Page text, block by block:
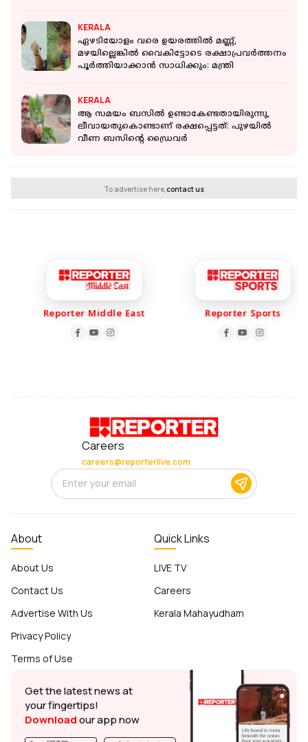
KERALA
ഏഴടിയോളം വരെ ഉയരത്തിൽ മണ്ണ്,
മഴയില്ലെങ്കിൽ വൈകിട്ടോടെ രക്ഷാപ്രവർത്തനം
പൂർത്തിയാക്കാന്‍ സാധിക്കും: മന്ത്രി
KERALA
ആ സമയം ബസില്‍ ഉണ്ടാകേണ്ടതായിരുന്നു,
ലീവായതുകൊണ്ടാണ് രക്ഷപ്പെട്ടത്‌: പുഴയില്‍
വീണ ബസിന്റെ ഡ്രൈവർ
To advertise here,contact us
Reporter Middle East Reporter Sports
Careers
careers@reporterlive.com
About
About Us
Contact Us
Advertise With Us
Privacy Policy
Terms of Use
Quick Links
LIVE TV
Careers
Kerala Mahayudham
Get the latest news at
your fingertips!
Downloadour app now